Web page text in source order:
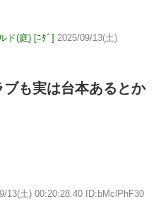
ド(庭) [ﾆﾀﾞ] 2025/09/13(土)
も実は台本あるとか
13(土) 00:20:28.40 ID:bMclPhF30